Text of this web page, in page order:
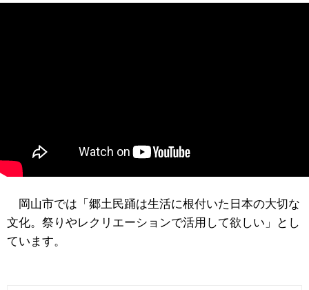
岡山市では「郷土民踊は生活に根付いた日本の大切な
文化。祭りやレクリエーションで活用して欲しい」とし
ています。